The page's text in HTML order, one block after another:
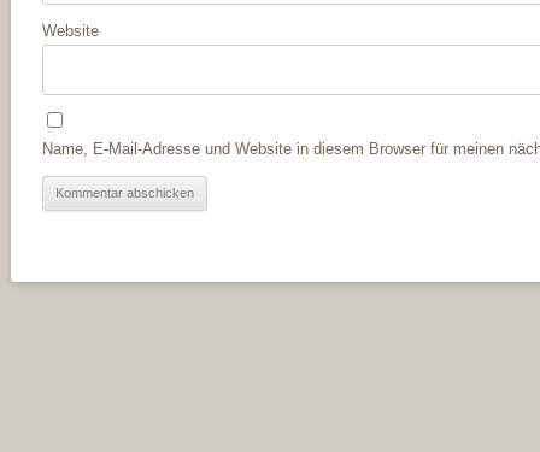
Website
Name, E-Mail-Adresse und Website in diesem Browser für meinen